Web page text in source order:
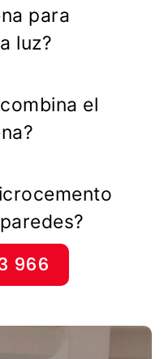
para
luz?
el
966